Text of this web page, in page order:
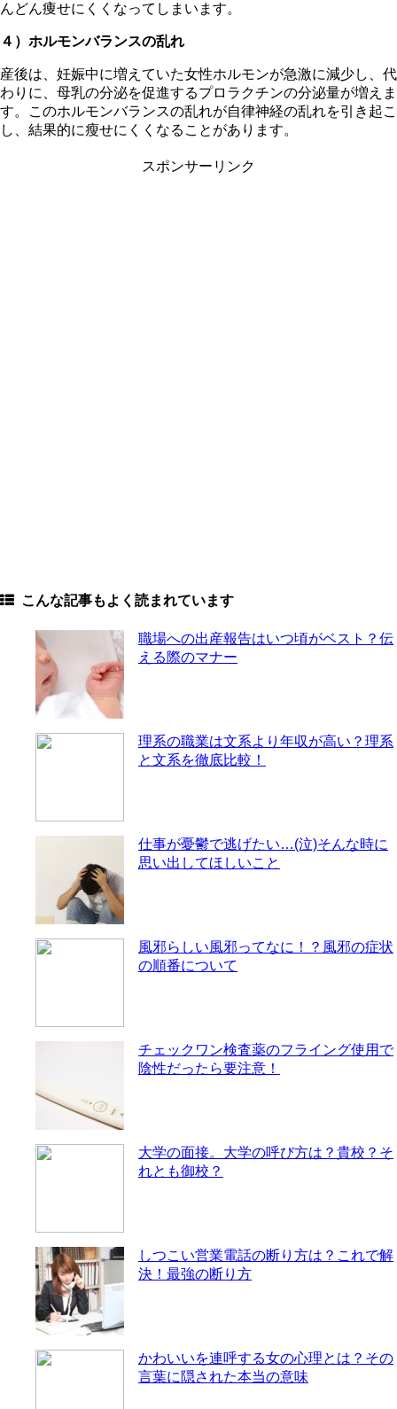
んどん痩せにくくなってしまいます。
４）ホルモンバランスの乱れ
産後は、妊娠中に増えていた女性ホルモンが急激に減少し、代
わりに、母乳の分泌を促進するプロラクチンの分泌量が増えま
す。このホルモンバランスの乱れが自律神経の乱れを引き起こ
し、結果的に瘦せにくくなることがあります。
スポンサーリンク
こんな記事もよく読まれています
職場への出産報告はいつ頃がベスト？伝
える際のマナー
理系の職業は文系より年収が高い？理系
と文系を徹底比較！
仕事が憂鬱で逃げたい…(泣)そんな時に
思い出してほしいこと
風邪らしい風邪ってなに！？風邪の症状
の順番について
チェックワン検査薬のフライング使用で
陰性だったら要注意！
大学の面接。大学の呼び方は？貴校？そ
れとも御校？
しつこい営業電話の断り方は？これで解
決！最強の断り方
かわいいを連呼する女の心理とは？その
言葉に隠された本当の意味